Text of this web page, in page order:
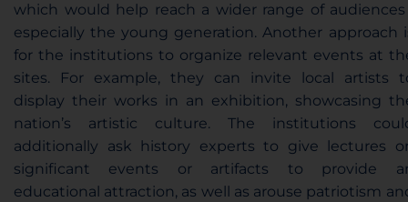
which would help reach a wider range of
especially the young generation. Another approach
for the institutions to organize relevant events at
sites. For example, they can invite local artists
display their works in an exhibition, showcasing
nation’s artistic culture. The institutions
additionally ask history experts to give lectures
significant events or artifacts to provide
educational attraction, as well as arouse patriotism